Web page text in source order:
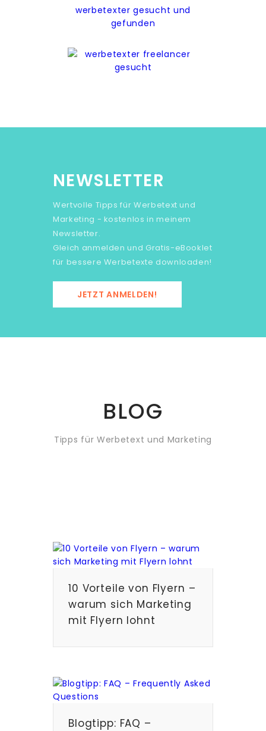
NEWSLETTER
Wertvolle Tipps für Werbetext und
Marketing - kostenlos in meinem
Newsletter.
Gleich anmelden und Gratis-eBooklet
für bessere Werbetexte downloaden!
JETZT ANMELDEN!
BLOG
Tipps für Werbetext und Marketing
10 Vorteile von Flyern –
warum sich Marketing
mit Flyern lohnt
Blogtipp: FAQ –